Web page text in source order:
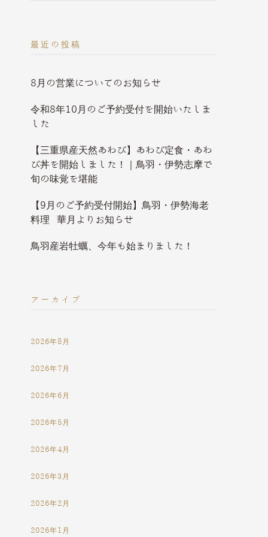
最近の投稿
8月の営業についてのお知らせ
令和8年10月のご予約受付を開始いたしま
した
【三重県産天然あわび】あわび定食・あわ
び丼を開始しました！｜鳥羽・伊勢志摩で
旬の味覚を堪能
【9月のご予約受付開始】鳥羽・伊勢海老
料理 華月よりお知らせ
鳥羽産岩牡蠣、今年も始まりました！
アーカイブ
2026年8月
2026年7月
2026年6月
2026年5月
2026年4月
2026年3月
2026年2月
2026年1月